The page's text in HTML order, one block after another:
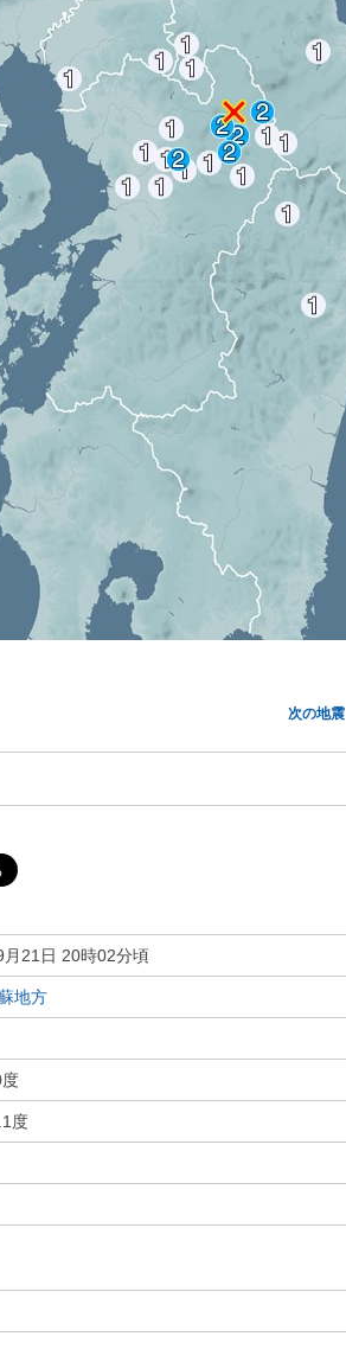
次の地震
月21日 20時02分頃
地方
度